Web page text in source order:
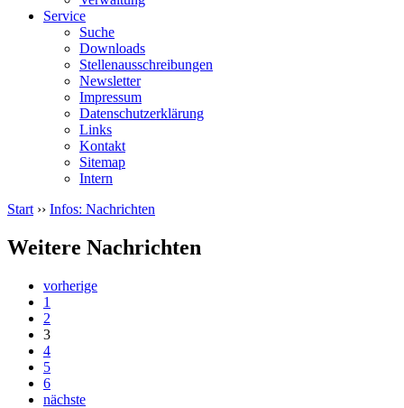
Service
Suche
Downloads
Stellenausschreibungen
Newsletter
Impressum
Datenschutzerklärung
Links
Kontakt
Sitemap
Intern
Start ›› Infos: Nachrichten
Weitere Nachrichten
vorherige
1
2
3
4
5
6
nächste